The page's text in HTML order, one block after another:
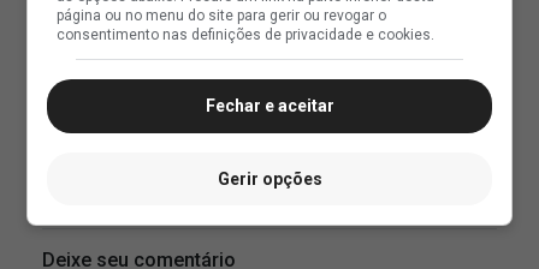
página ou no menu do site para gerir ou revogar o
consentimento nas definições de privacidade e cookies.
Fechar e aceitar
Gerir opções